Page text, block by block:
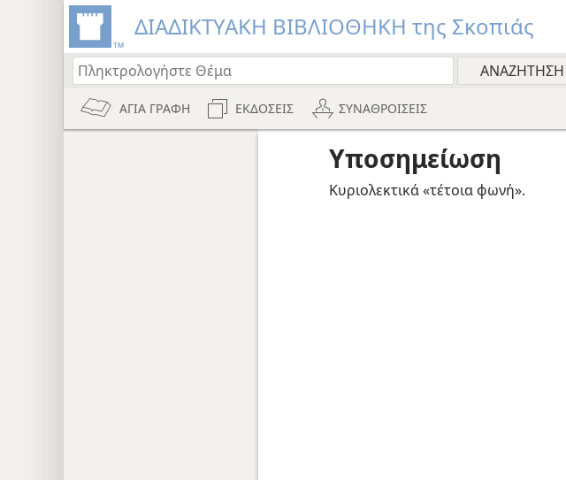
ΔΙΑΔΙΚΤΥΑΚΗ ΒΙΒΛΙΟΘΗΚΗ της Σκοπιάς
ΑΓΙΑ ΓΡΑΦΗ ΕΚΔΟΣΕΙΣ ΣΥΝΑΘΡΟΙΣΕΙΣ
Υποσημείωση
Κυριολεκτικά «τέτοια φωνή».